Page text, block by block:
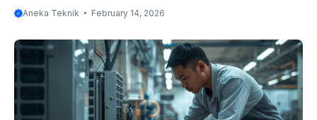
Aneka Teknik February 14, 2026